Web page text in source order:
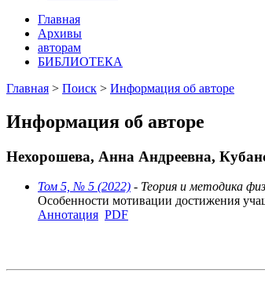
Главная
Архивы
авторам
БИБЛИОТЕКА
Главная > Поиск > Информация об авторе
Информация об авторе
Нехорошева, Анна Андреевна,
Том 5, № 5 (2022) - Теория и методика
Особенности мотивации достижения
Аннотация PDF